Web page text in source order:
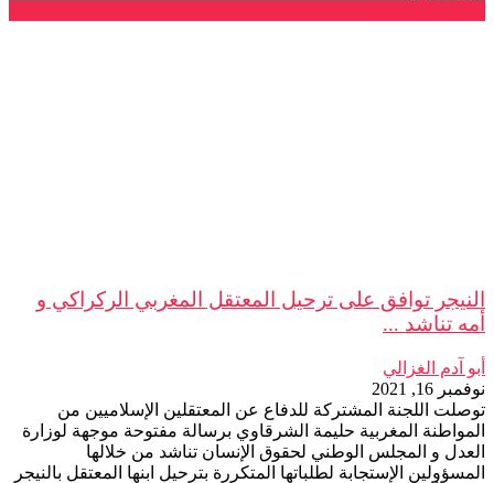
النيجر توافق على ترحيل المعتقل المغربي الركراكي و
أمه تناشد ...
أبو آدم الغزالي
نوفمبر 16, 2021
توصلت اللجنة المشتركة للدفاع عن المعتقلين الإسلاميين من
المواطنة المغربية حليمة الشرقاوي برسالة مفتوحة موجهة لوزارة
العدل و المجلس الوطني لحقوق الإنسان تناشد من خلالها
المسؤولين الإستجابة لطلباتها المتكررة بترحيل ابنها المعتقل بالنيجر